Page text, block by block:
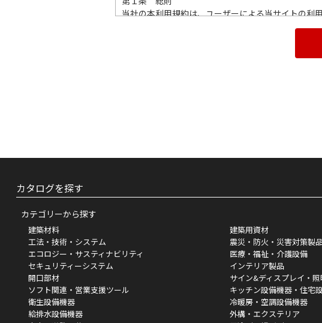
当社の本利用規約は、ユーザーによる当サイトの利
て、情報掲載企業（以下「掲載企業」といいます
ス、個別連絡など含め、この本利用規約に同意承諾
当社はユーザーに事前告知することなく、本
本サービスは、複数の他のサイトサービスと
が第三者に対しこれらの会員情報を開示する
どはその限りではありません。
会員は、会員登録の際に当社に開示した情報
当社は、当社が有益だと判断する情報（当社
用することができるものとします。
当社は、本サービスの向上および当社のマー
会員情報および当社が個人情報を収集する目的
当社が提供する会員向けサービスには、登録
一部サービスにおいては、個人を特定できな
カタログを探す
カテゴリーから探す
建築材料
建築用資材
工法・技術・システム
震災・防火・災害対策製
エコロジー・サスティナビリティ
医療・福祉・介護設備
セキュリティーシステム
インテリア製品
開口部材
サイン&ディスプレイ・
ソフト関連・営業支援ツール
キッチン設備機器・住宅
衛生設備機器
冷暖房・空調設備機器
給排水設備機器
外構・エクステリア